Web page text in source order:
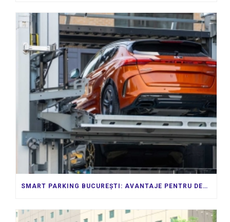
SMART PARKING BUCUREȘTI: AVANTAJE PENTRU DEZVOLTATORI ȘI ADMINISTRAȚII LOCALE